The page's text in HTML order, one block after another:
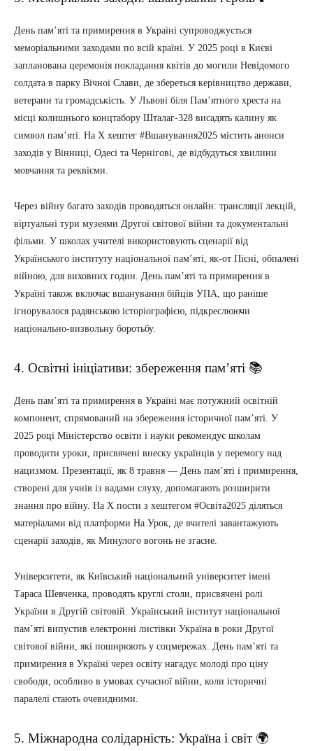
День пам’яті та примирення в Україні супроводжується
меморіальними заходами по всій країні. У 2025 році в Києві
запланована церемонія покладання квітів до могили Невідомого
солдата в парку Вічної Слави, де збереться керівництво держави,
ветерани та громадськість. У Львові біля Пам’ятного хреста на
місці колишнього концтабору Шталаг-328 висадять калину як
символ пам’яті. На X хештег #Вшанування2025 містить анонси
заходів у Вінниці, Одесі та Чернігові, де відбудуться хвилини
мовчання та реквієми.
Через війну багато заходів проводяться онлайн: трансляції лекцій,
віртуальні тури музеями Другої світової війни та документальні
фільми. У школах учителі використовують сценарії від
Українського інституту національної пам’яті, як-от Пісні, обпалені
війною, для виховних годин. День пам’яті та примирення в
Україні також включає вшанування бійців УПА, що раніше
ігнорувалося радянською історіографією, підкреслюючи
національно-визвольну боротьбу.
4. Освітні ініціативи: збереження пам’яті 📚
День пам’яті та примирення в Україні має потужний освітній
компонент, спрямований на збереження історичної пам’яті. У
2025 році Міністерство освіти і науки рекомендує школам
проводити уроки, присвячені внеску українців у перемогу над
нацизмом. Презентації, як 8 травня — День пам’яті і примирення,
створені для учнів із вадами слуху, допомагають розширити
знання про війну. На X пости з хештегом #Освіта2025 діляться
матеріалами від платформи На Урок, де вчителі завантажують
сценарії заходів, як Минулого вогонь не згасне.
Університети, як Київський національний університет імені
Тараса Шевченка, проводять круглі столи, присвячені ролі
України в Другій світовій. Український інститут національної
пам’яті випустив електронні листівки Україна в роки Другої
світової війни, які поширюють у соцмережах. День пам’яті та
примирення в Україні через освіту нагадує молоді про ціну
свободи, особливо в умовах сучасної війни, коли історичні
паралелі стають очевидними.
5. Міжнародна солідарність: Україна і світ 🌍